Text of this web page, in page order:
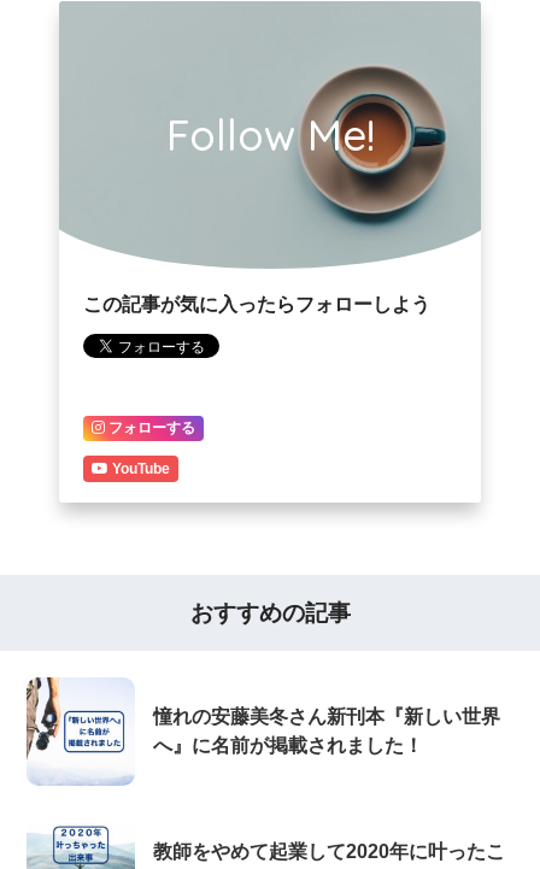
Follow Me!
この記事が気に入ったらフォローしよう
フォローする
YouTube
おすすめの記事
憧れの安藤美冬さん新刊本『新しい世界
へ』に名前が掲載されました！
教師をやめて起業して2020年に叶ったこ